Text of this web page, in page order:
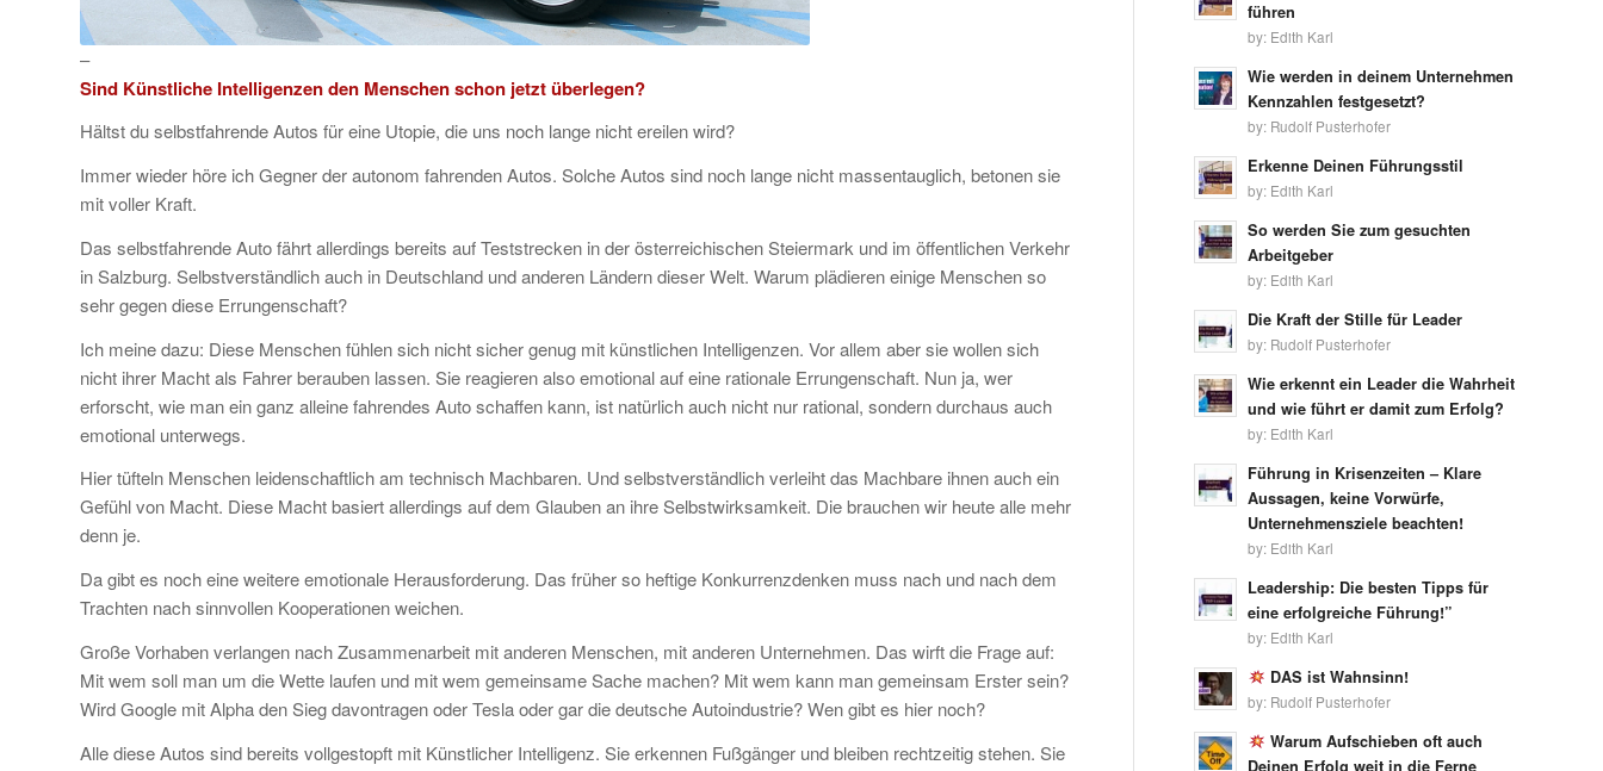
–
Sind Künstliche Intelligenzen den Menschen schon jetzt überlegen?
Hältst du selbstfahrende Autos für eine Utopie, die uns noch lange nicht ereilen wird?
Immer wieder höre ich Gegner der autonom fahrenden Autos. Solche Autos sind noch lange nicht massentauglich, betonen sie
mit voller Kraft.
Das selbstfahrende Auto fährt allerdings bereits auf Teststrecken in der österreichischen Steiermark und im öffentlichen Verkehr
in Salzburg. Selbstverständlich auch in Deutschland und anderen Ländern dieser Welt. Warum plädieren einige Menschen so
sehr gegen diese Errungenschaft?
Ich meine dazu: Diese Menschen fühlen sich nicht sicher genug mit künstlichen Intelligenzen. Vor allem aber sie wollen sich
nicht ihrer Macht als Fahrer berauben lassen. Sie reagieren also emotional auf eine rationale Errungenschaft. Nun ja, wer
erforscht, wie man ein ganz alleine fahrendes Auto schaffen kann, ist natürlich auch nicht nur rational, sondern durchaus auch
emotional unterwegs.
Hier tüfteln Menschen leidenschaftlich am technisch Machbaren. Und selbstverständlich verleiht das Machbare ihnen auch ein
Gefühl von Macht. Diese Macht basiert allerdings auf dem Glauben an ihre Selbstwirksamkeit. Die brauchen wir heute alle mehr
denn je.
Da gibt es noch eine weitere emotionale Herausforderung. Das früher so heftige Konkurrenzdenken muss nach und nach dem
Trachten nach sinnvollen Kooperationen weichen.
Große Vorhaben verlangen nach Zusammenarbeit mit anderen Menschen, mit anderen Unternehmen. Das wirft die Frage auf:
Mit wem soll man um die Wette laufen und mit wem gemeinsame Sache machen? Mit wem kann man gemeinsam Erster sein?
Wird Google mit Alpha den Sieg davontragen oder Tesla oder gar die deutsche Autoindustrie? Wen gibt es hier noch?
Alle diese Autos sind bereits vollgestopft mit Künstlicher Intelligenz. Sie erkennen Fußgänger und bleiben rechtzeitig stehen. Sie
führen
by: Edith Karl
Wie werden in deinem Unternehmen
Kennzahlen festgesetzt?
by: Rudolf Pusterhofer
Erkenne Deinen Führungsstil
by: Edith Karl
So werden Sie zum gesuchten
Arbeitgeber
by: Edith Karl
Die Kraft der Stille für Leader
by: Rudolf Pusterhofer
Wie erkennt ein Leader die Wahrheit
und wie führt er damit zum Erfolg?
by: Edith Karl
Führung in Krisenzeiten – Klare
Aussagen, keine Vorwürfe,
Unternehmensziele beachten!
by: Edith Karl
Leadership: Die besten Tipps für
eine erfolgreiche Führung!”
by: Edith Karl
DAS ist Wahnsinn!
by: Rudolf Pusterhofer
Warum Aufschieben oft auch
Deinen Erfolg weit in die Ferne